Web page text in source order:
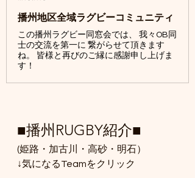
播州地区全域ラグビーコミュニティ
この播州ラグビー同窓会では、 我々OB同
士の交流を第一に 繋がらせて頂きます
ね。 皆様と再びのご縁に感謝申し上げま
す！
■播州RUGBY紹介■
(姫路・加古川・高砂・明石）
↓気になるTeamをクリック